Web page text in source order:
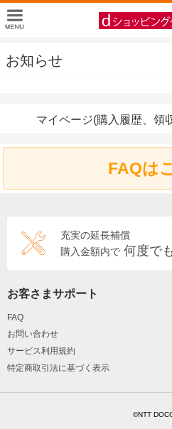
お知らせ
マイページ(購入履歴、領
FAQは
充実の延長補償
購入金額内で 何度で
お客さまサポート
FAQ
お問い合わせ
サービス利用規約
特定商取引法に基づく表示
©NTT